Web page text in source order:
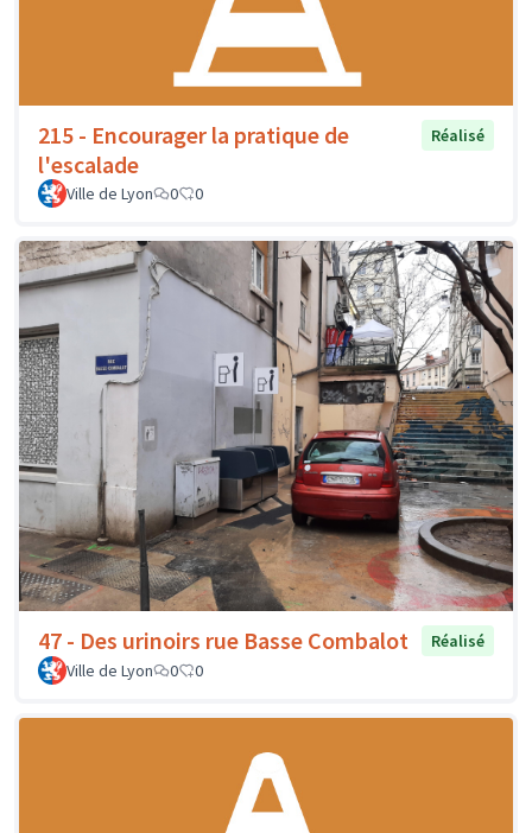
215 - Encourager la pratique de
l'escalade
Réalisé
Ville de Lyon 0 0
47 - Des urinoirs rue Basse Combalot
Réalisé
Ville de Lyon
0 0